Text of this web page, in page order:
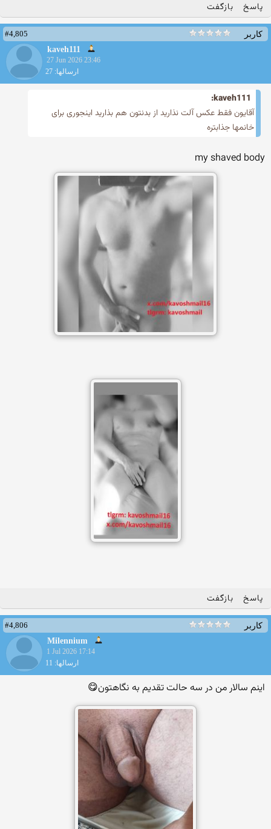
پاسخ بازگفت
کاربر
#4,805
kaveh111
27 Jun 2026 23:46
ارسالها: 27
kaveh111:
آقایون فقط عکس آلت نذارید از بدنتون هم بذارید اینجوری برای
خانمها جذابتره
my shaved body
پاسخ بازگفت
کاربر
#4,806
Milennium
1 Jul 2026 17:14
ارسالها: 11
اینم سالار من در سه حالت تقدیم به نگاهتون😋